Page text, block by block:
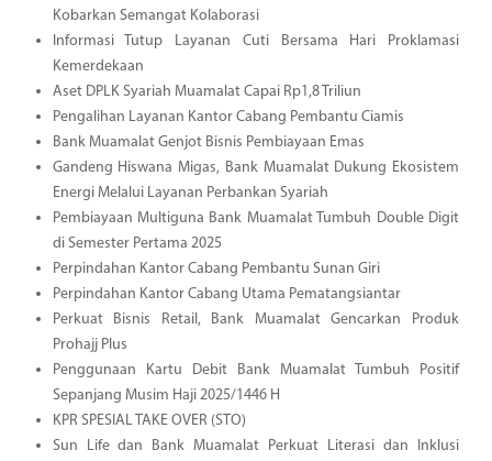
Kobarkan Semangat Kolaborasi
Informasi Tutup Layanan Cuti Bersama Hari Proklamasi
Kemerdekaan
Aset DPLK Syariah Muamalat Capai Rp1,8 Triliun
Pengalihan Layanan Kantor Cabang Pembantu Ciamis
Bank Muamalat Genjot Bisnis Pembiayaan Emas
Gandeng Hiswana Migas, Bank Muamalat Dukung Ekosistem
Energi Melalui Layanan Perbankan Syariah
Pembiayaan Multiguna Bank Muamalat Tumbuh Double Digit
di Semester Pertama 2025
Perpindahan Kantor Cabang Pembantu Sunan Giri
Perpindahan Kantor Cabang Utama Pematangsiantar
Perkuat Bisnis Retail, Bank Muamalat Gencarkan Produk
Prohajj Plus
Penggunaan Kartu Debit Bank Muamalat Tumbuh Positif
Sepanjang Musim Haji 2025/1446 H
KPR SPESIAL TAKE OVER (STO)
Sun Life dan Bank Muamalat Perkuat Literasi dan Inklusi